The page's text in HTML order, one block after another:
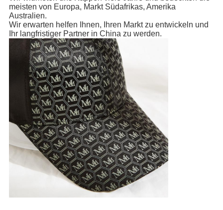
meisten von Europa, Markt Südafrikas, Amerika
Australien.
Wir erwarten helfen Ihnen, Ihren Markt zu entwickeln und
Ihr langfristiger Partner in China zu werden.